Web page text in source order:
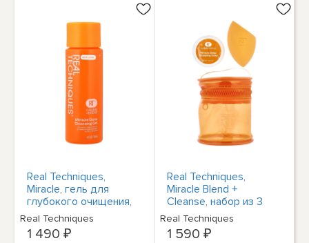
Real Techniques,
Miracle, гель для
глубокого очищения,
118 мл (4 жидк. унции)
Real Techniques
1 490 ₽
Real Techniques,
Miracle Blend +
Cleanse, набор из 3
предметов
Real Techniques
1 590 ₽